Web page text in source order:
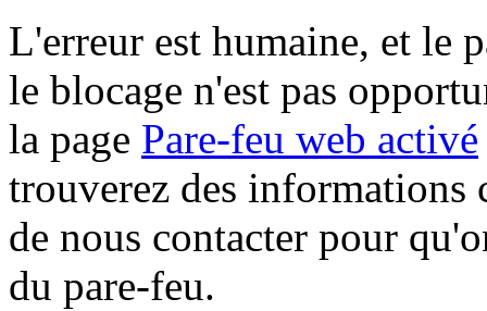
L'erreur est humaine, et le
le blocage n'est pas
la page Pare-feu web activé
trouverez des informations
de nous contacter pour
du pare-feu.